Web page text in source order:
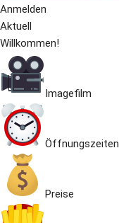
Anmelden
Aktuell
Willkommen!
Imagefilm
Öffnungszeiten
Preise